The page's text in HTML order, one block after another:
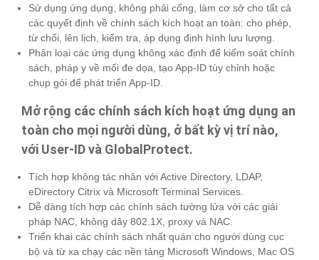
Sử dụng ứng dụng, không phải cổng, làm cơ sở cho tất cả
các quyết định về chính sách kích hoạt an toàn: cho phép,
từ chối, lên lịch, kiểm tra, áp dụng định hình lưu lượng.
Phân loại các ứng dụng không xác định để kiểm soát chính
sách, pháp y về mối đe dọa, tạo App-ID tùy chỉnh hoặc
chụp gói để phát triển App-ID.
Mở rộng các chính sách kích hoạt ứng dụng an
toàn cho mọi người dùng, ở bất kỳ vị trí nào,
với User-ID và GlobalProtect.
Tích hợp không tác nhân với Active Directory, LDAP,
eDirectory Citrix và Microsoft Terminal Services.
Dễ dàng tích hợp các chính sách tường lửa với các giải
pháp NAC, không dây 802.1X, proxy và NAC.
Triển khai các chính sách nhất quán cho người dùng cục
bộ và từ xa chạy các nền tảng Microsoft Windows, Mac OS